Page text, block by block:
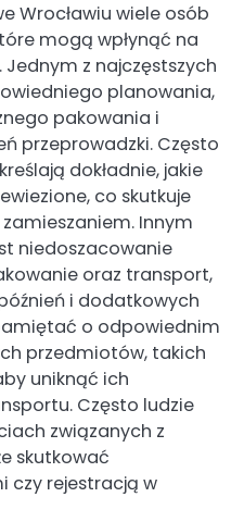
Wrocławiu wiele osób
mogą wpłynąć na
z najczęstszych
planowania,
pakowania i
przeprowadzki. Często
dokładnie, jakie
co skutkuje
Innym
niedoszacowanie
oraz transport,
i dodatkowych
o odpowiednim
przedmiotów, takich
uniknąć ich
Często ludzie
związanych z
skutkować
czy rejestracją w